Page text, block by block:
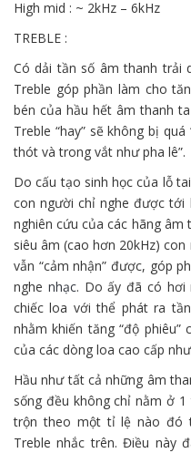
High mid : ~ 2kHz – 6kHz
TREBLE :
Có dải tần số âm thanh trải
Treble góp phần làm cho
bén của hầu hếtâm thanh ta
Treble “hay” sẽkhông bị quá
thót vàtrong vắt như pha lê”.
Do cấu tạo sinh học của lỗ
con người chỉ nghe đượctới
nghiên cứu củacác hãng âm
siêu âm (cao hơn 20kHz)
vẫn “cảm nhận” được, góp
nghe nhạc. Doấy đã có hơi
chiếc loa với thể phát ra
nhằmkhiến tăng“độ phiêu”
của các dòng loa cao cấp
Hầu nhưtất cả những âm
sống đều khôngchỉ nằm ở 1
trộn theo mộttỉ lệ nàođó
Treblenhắc trên. Điều này